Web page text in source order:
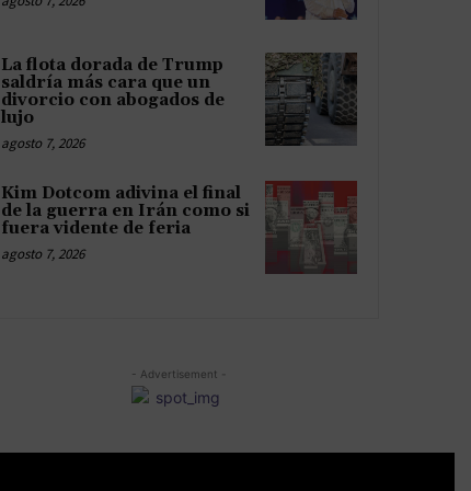
La flota dorada de Trump
saldría más cara que un
divorcio con abogados de
lujo
agosto 7, 2026
Kim Dotcom adivina el final
de la guerra en Irán como si
fuera vidente de feria
agosto 7, 2026
- Advertisement -